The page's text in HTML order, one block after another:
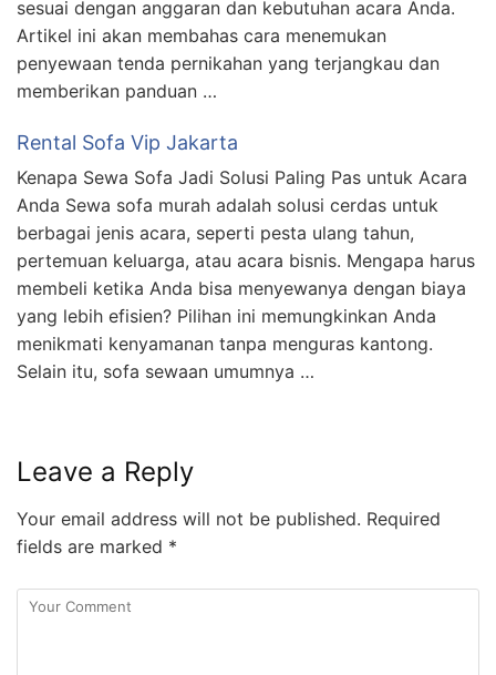
sesuai dengan anggaran dan kebutuhan acara Anda.
Artikel ini akan membahas cara menemukan
penyewaan tenda pernikahan yang terjangkau dan
memberikan panduan …
Rental Sofa Vip Jakarta
Kenapa Sewa Sofa Jadi Solusi Paling Pas untuk Acara
Anda Sewa sofa murah adalah solusi cerdas untuk
berbagai jenis acara, seperti pesta ulang tahun,
pertemuan keluarga, atau acara bisnis. Mengapa harus
membeli ketika Anda bisa menyewanya dengan biaya
yang lebih efisien? Pilihan ini memungkinkan Anda
menikmati kenyamanan tanpa menguras kantong.
Selain itu, sofa sewaan umumnya …
Leave a Reply
Your email address will not be published. Required
fields are marked *